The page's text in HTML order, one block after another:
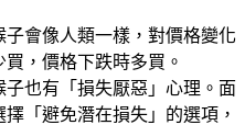
會像人類一樣，對價格變化
，價格下跌時多買。
也有「損失厭惡」心理。面
「避免潛在損失」的選項，